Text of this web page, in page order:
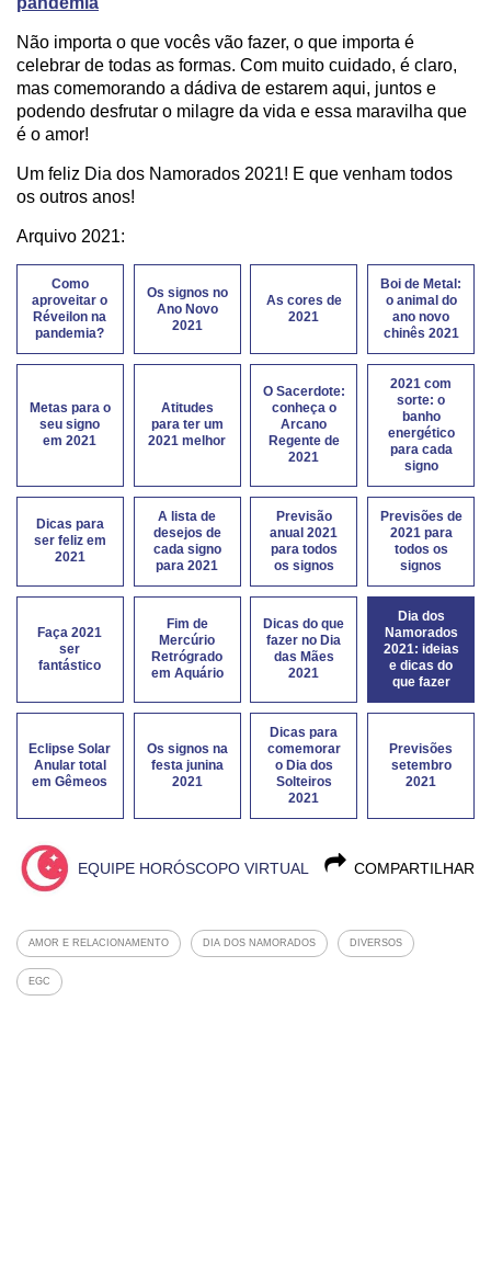
Não importa o que vocês vão fazer, o que importa é
celebrar de todas as formas. Com muito cuidado, é claro,
mas comemorando a dádiva de estarem aqui, juntos e
podendo desfrutar o milagre da vida e essa maravilha que
é o amor!
Um feliz Dia dos Namorados 2021! E que venham todos
os outros anos!
Arquivo 2021:
Como
aproveitar o
Réveilon na
pandemia?
Os signos no
Ano Novo
2021
As cores de
2021
Boi de Metal:
o animal do
ano novo
chinês 2021
Metas para o
seu signo
em 2021
Atitudes
para ter um
2021 melhor
O Sacerdote:
conheça o
Arcano
Regente de
2021
2021 com
sorte: o
banho
energético
para cada
signo
Dicas para
ser feliz em
2021
A lista de
desejos de
cada signo
para 2021
Previsão
anual 2021
para todos
os signos
Previsões de
2021 para
todos os
signos
Faça 2021
ser
fantástico
Fim de
Mercúrio
Retrógrado
em Aquário
Dicas do que
fazer no Dia
das Mães
2021
Dia dos
Namorados
2021: ideias
e dicas do
que fazer
Eclipse Solar
Anular total
em Gêmeos
Os signos na
festa junina
2021
Dicas para
comemorar
o Dia dos
Solteiros
2021
Previsões
setembro
2021
COMPARTILHAR
EQUIPE HORÓSCOPO VIRTUAL
AMOR E RELACIONAMENTO DIA DOS NAMORADOS DIVERSOS
EGC